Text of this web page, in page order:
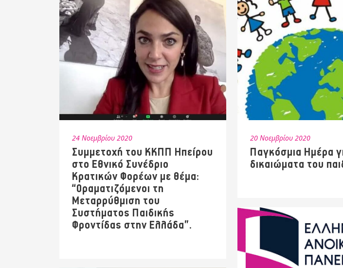
24 Νοεμβρίου 2020
Συμμετοχή του ΚΚΠΠ Ηπείρου
στο Εθνικό Συνέδριο
Κρατικών Φορέων με θέμα:
“Οραματιζόμενοι τη
Μεταρρύθμιση του
Συστήματος Παιδικής
Φροντίδας στην Ελλάδα”.
20 Νοεμβρίου 2020
Παγκόσμια Ημέρα
δικαιώματα του